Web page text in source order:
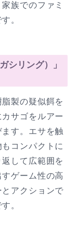
族でのファミ
。
シリング）」
製の疑似餌を
サゴをルアー
す。エサを触
コンパクトに
して広範囲を
ゲーム性の高
アクションで
。